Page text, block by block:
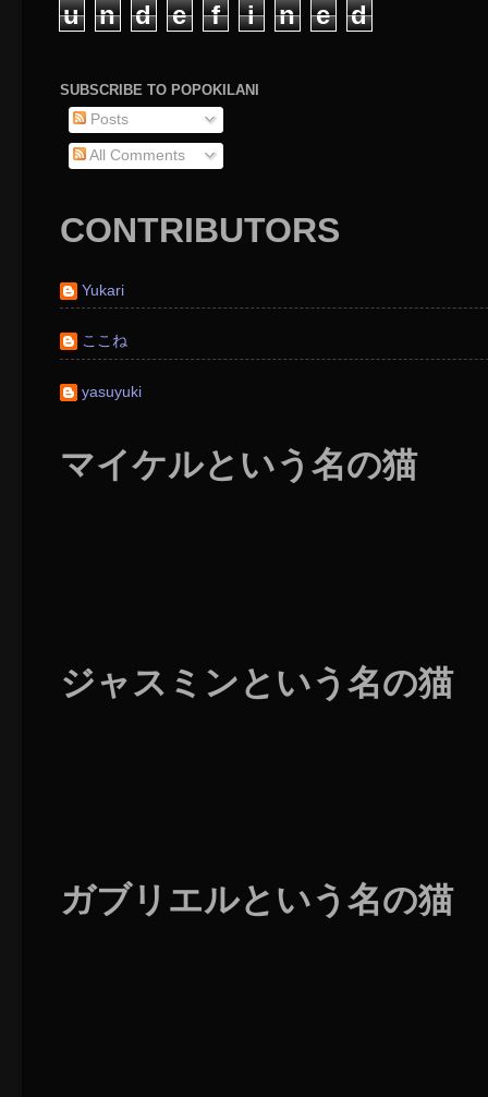
u n d e f i n e d
SUBSCRIBE TO POPOKILANI
Posts
All Comments
CONTRIBUTORS
Yukari
ここね
yasuyuki
マイケルという名の猫
ジャスミンという名の猫
ガブリエルという名の猫